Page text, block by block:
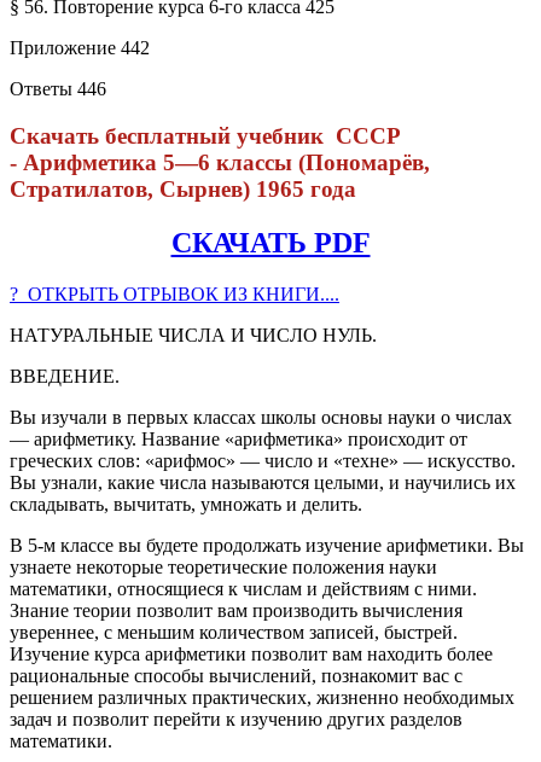
§ 56. Повторение курса 6-го класса 425
Приложение 442
Ответы 446
Скачать бесплатный учебник СССР
- Арифметика 5—6 классы (Пономарёв,
Стратилатов, Сырнев) 1965 года
СКАЧАТЬ PDF
? ОТКРЫТЬ ОТРЫВОК ИЗ КНИГИ....
НАТУРАЛЬНЫЕ ЧИСЛА И ЧИСЛО НУЛЬ.
ВВЕДЕНИЕ.
Вы изучали в первых классах школы основы науки о числах
— арифметику. Название «арифметика» происходит от
греческих слов: «арифмос» — число и «техне» — искусство.
Вы узнали, какие числа называются целыми, и научились их
складывать, вычитать, умножать и делить.
В 5-м классе вы будете продолжать изучение арифметики. Вы
узнаете некоторые теоретические положения науки
математики, относящиеся к числам и действиям с ними.
Знание теории позволит вам производить вычисления
увереннее, с меньшим количеством записей, быстрей.
Изучение курса арифметики позволит вам находить более
рациональные способы вычислений, познакомит вас с
решением различных практических, жизненно необходимых
задач и позволит перейти к изучению других разделов
математики.